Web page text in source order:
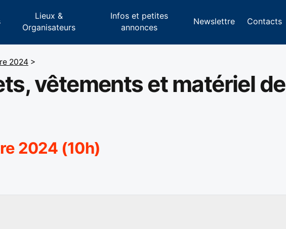
Lieux &
Organisateurs
Infos et petites
annonces
Newslettre Contacts
2024 >
vêtements et matériel de
2024 (10h)